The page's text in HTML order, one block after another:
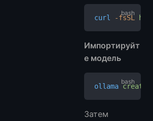
curl -fsSL
Импортируйт
е модель
ollama create
Затем